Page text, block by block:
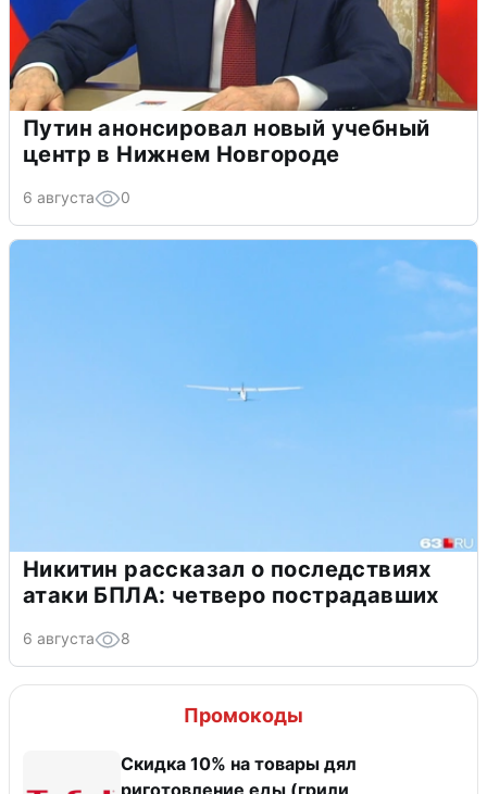
Путин анонсировал новый учебный
центр в Нижнем Новгороде
6 августа 0
Никитин рассказал о последствиях
атаки БПЛА: четверо пострадавших
6 августа 8
Промокоды
Скидка 10% на товары дял
риготовление еды (грили,